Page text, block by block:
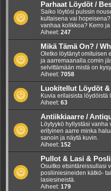
Parhaat Löydöt /
Saiko löytösi pulssin
kultaisena vai
vanhaa kolikkoa? Kerro ja
Aiheet: 247
Mikä Tämä On? /
Oletko löytänyt omituisen
ja aarremaanalla.comin
selvittämään mistä on
Aiheet: 7058
Luokitellut Löydöt
Kuvia erilaisista
Aiheet: 63
Antiikkiaarre /
Löytyykö hyllystäsi
erityinen aarre minka
sanoin ja näytä kuvin.
Aiheet: 152
Pullot & Lasi &
Osuitko etsintäreissullasi
posliiniesineiden kätkö-
lasiesineistä.
Aiheet: 179